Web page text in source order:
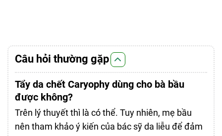
Câu hỏi thường gặp
Tẩy da chết Caryophy dùng cho bà bầu
được không?
Trên lý thuyết thì là có thể. Tuy nhiên, mẹ bầu
nên tham khảo ý kiến của bác sỹ da liễu để đảm